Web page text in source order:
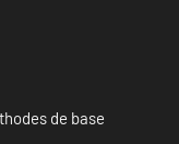
de base